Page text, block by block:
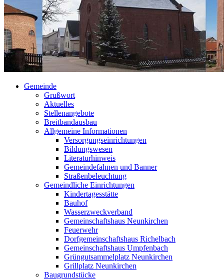
Gemeinde
Grußwort
Aktuelles
Stellenangebote
Breitbandausbau
Allgemeine Informationen
Versorgungseinrichtungen
Bildungswesen
Literaturhinweis
Gemeindefahnen und Banner
Straßenbeleuchtung
Gemeindliche Einrichtungen
Kindertagesstätte
Bauhof
Wasserzweckverband
Gemeinschaftshaus Neunkirchen
Feuerwehr
Dorfgemeinschaftshaus Richelbach
Gemeinschaftshaus Umpfenbach
Grüngutsammelplatz Neunkirchen
Grillplatz Neunkirchen
Baugrundstücke